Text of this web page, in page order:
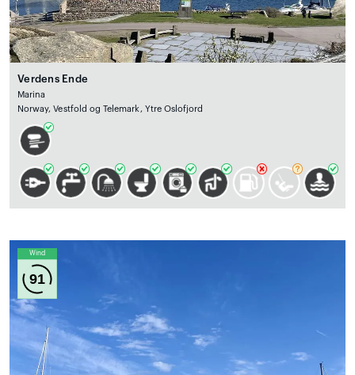
Verdens Ende
Marina
Norway, Vestfold og Telemark, Ytre Oslofjord
Wind
91